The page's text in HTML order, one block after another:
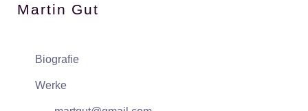
Martin Gut
Biografie
Werke